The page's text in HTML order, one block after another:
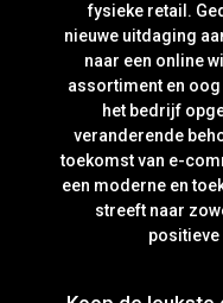
fysieke retail.
nieuwe uitdaging
naar een online
assortiment en
het bedrijf
veranderende
toekomst van e-
een moderne en
streeft naar
positieve